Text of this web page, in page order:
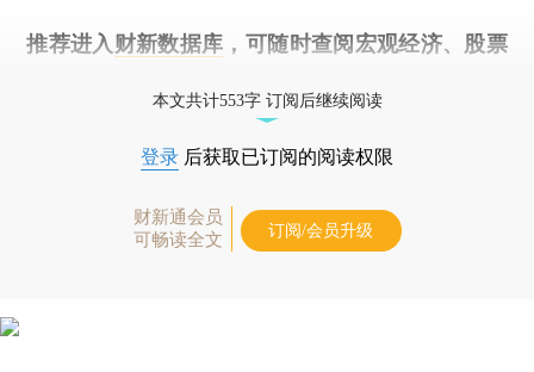
推荐进入 财新数据库 ，可随时查阅宏观经济、股票
本文共计553字 订阅后继续阅读
登录 后获取已订阅的阅读权限
财新通会员
可畅读全文
订阅/会员升级